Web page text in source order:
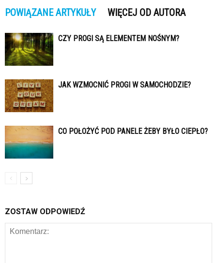
POWIĄZANE ARTYKUŁY WIĘCEJ OD AUTORA
CZY PROGI SĄ ELEMENTEM NOŚNYM?
JAK WZMOCNIĆ PROGI W SAMOCHODZIE?
CO POŁOŻYĆ POD PANELE ŻEBY BYŁO CIEPŁO?
ZOSTAW ODPOWIEDŹ